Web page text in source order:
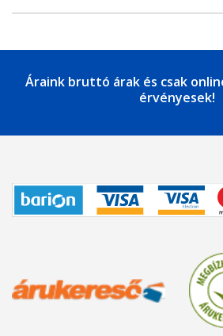
Áraink bruttó árak és csak
érvényesek!